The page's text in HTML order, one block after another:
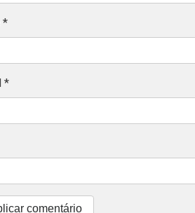
*
*